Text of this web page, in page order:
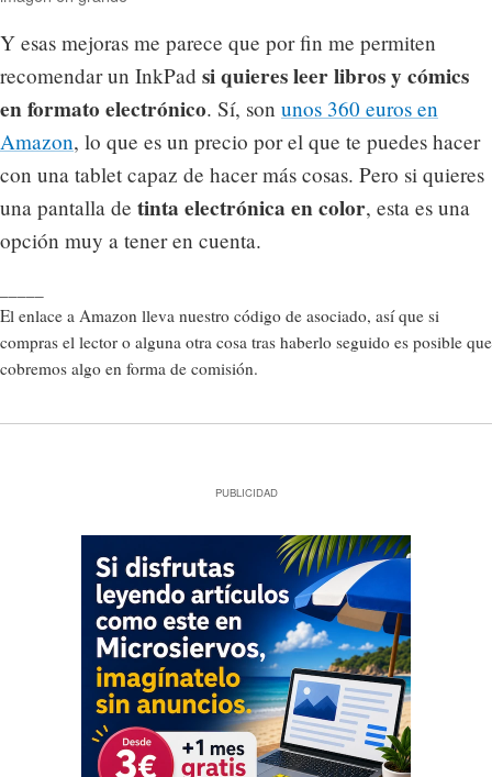
Y esas mejoras me parece que por fin me permiten
recomendar un InkPad si quieres leer libros y cómics
en formato electrónico. Sí, son unos 360 euros en
Amazon, lo que es un precio por el que te puedes hacer
con una tablet capaz de hacer más cosas. Pero si quieres
una pantalla de tinta electrónica en color, esta es una
opción muy a tener en cuenta.
El enlace a Amazon lleva nuestro código de asociado, así que si
compras el lector o alguna otra cosa tras haberlo seguido es posible que
cobremos algo en forma de comisión.
PUBLICIDAD